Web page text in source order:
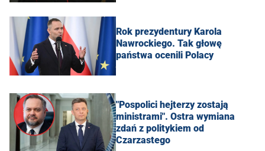
Rok prezydentury Karola
Nawrockiego. Tak głowę
państwa ocenili Polacy
"Pospolici hejterzy zostają
ministrami". Ostra wymiana
zdań z politykiem od
Czarzastego